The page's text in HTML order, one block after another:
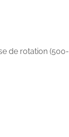
de rotation (500-